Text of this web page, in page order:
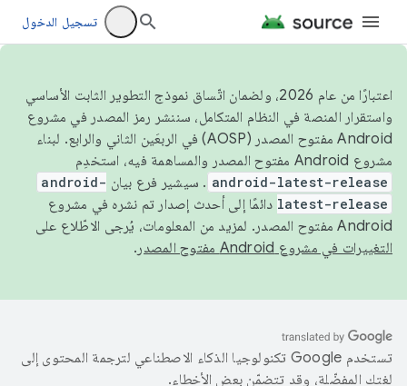
تسجيل الدخول
اعتبارًا من عام 2026، ولضمان اتّساق نموذج التطوير الثابت الأساسي
واستقرار المنصة في النظام المتكامل، سننشر رمز المصدر في مشروع
Android مفتوح المصدر (AOSP) في الربعَين الثاني والرابع. لبناء
مشروع Android مفتوح المصدر والمساهمة فيه، استخدِم
android-latest-release . سيشير فرع بيان android-
latest-release دائمًا إلى أحدث إصدار تم نشره في مشروع
Android مفتوح المصدر. لمزيد من المعلومات، يُرجى الاطّلاع على
التغييرات في مشروع Android مفتوح المصدر
.
تستخدم Google تكنولوجيا الذكاء الاصطناعي لترجمة المحتوى إلى
لغتك المفضّلة، وقد تتضمّن بعض الأخطاء.